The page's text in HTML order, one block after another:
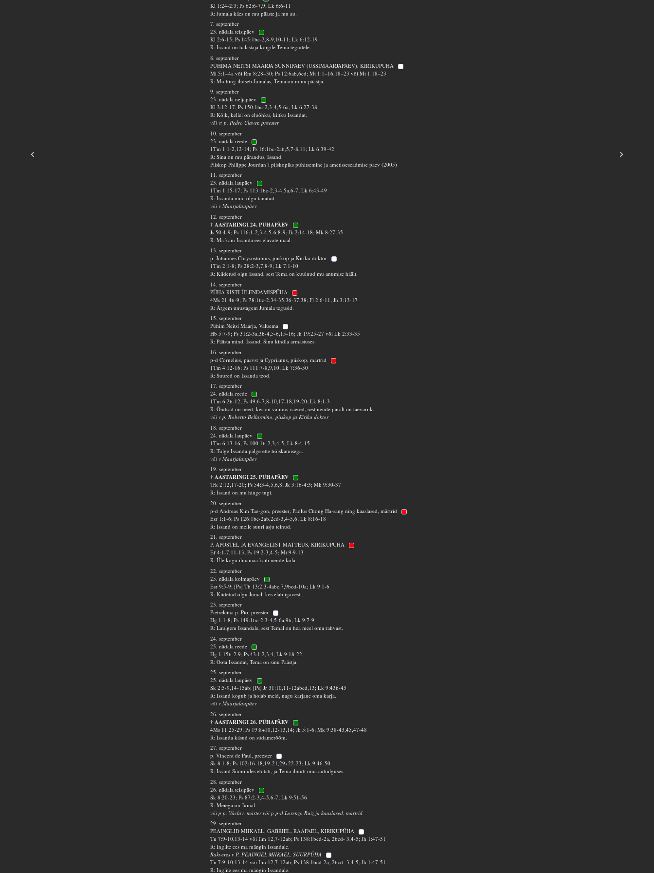
Kl 1:24-2:3; Ps 62:6-7,9; Lk 6:6-11
R: Jumala käes on mu pääste ja mu au.
7. september
23. nädala teisipäev
Kl 2:6-15; Ps 145:1bc-2,8-9,10-11; Lk 6:12-19
R: Issand on halastaja kõigile Tema tegudele.
8. september
PÜHIMA NEITSI MAARJA SÜNNIPÄEV (USSIMAARJAPÄEV), KIRIKUPÜHA
Mi 5:1–4a või Rm 8:28–30; Ps 12:6ab,6cd; Mt 1:1–16,18–23 või Mt 1:18–23
R: Mu hing ilutseb Jumalas, Tema on minu päästja.
9. september
23. nädala neljapäev
Kl 3:12-17; Ps 150:1bc-2,3-4,5-6a; Lk 6:27-38
R: Kõik, kellel on eluõhku, kiitku Issandat.
või v: p. Pedro Claver, preester
10. september
23. nädala reede
1Tm 1:1-2,12-14; Ps 16:1bc-2ab,5,7-8,11; Lk 6:39-42
R: Sina on mu pärandus, Issand.
Piiskop Philippe Jourdan’i piiskopiks pühitsemine ja ametisseseadmise päev (2005)
11. september
23. nädala laupäev
1Tm 1:15-17; Ps 113:1bc-2,3-4,5a,6-7; Lk 6:43-49
R: Issanda nimi olgu tänatud.
või v Maarjalaupäev
12. september
† AASTARINGI 24. PÜHAPÄEV
Js 50:4-9; Ps 116:1-2,3-4,5-6,8-9; Jk 2:14-18; Mk 8:27-35
R: Ma käin Issanda ees elavate maal.
13. september
p. Johannes Chrysostomus, piiskop ja Kiriku doktor
1Tm 2:1-8; Ps 28:2-3,7,8-9; Lk 7:1-10
R: Kiidetud olgu Issand, sest Tema on kuulnud mu anumise häält.
14. september
PÜHA RISTI ÜLENDAMISPÜHA
4Ms 21:4b-9; Ps 78:1bc-2,34-35,36-37,38; Fl 2:6-11; Jh 3:13-17
R: Ärgem unustagem Jumala tegusid.
15. september
Pühim Neitsi Maarja, Valuema
Hb 5:7-9; Ps 31:2-3a,3b-4,5-6,15-16; Jh 19:25-27 või Lk 2:33-35
R: Päästa mind, Issand, Sinu kindla armastuses.
16. september
p-d Cornelius, paavst ja Cyprianus, piiskop, märtrid
1Tm 4:12-16; Ps 111:7-8,9,10; Lk 7:36-50
R: Suured on Issanda teod.
17. september
24. nädala reede
1Tm 6:2b-12; Ps 49:6-7,8-10,17-18,19-20; Lk 8:1-3
R: Õndsad on need, kes on vaimus vaesed, sest nende päralt on taevariik.
või v p. Roberto Bellarmino, piiskop ja Kiriku doktor
18. september
24. nädala laupäev
1Tm 6:13-16; Ps 100:1b-2,3,4-5; Lk 8:4-15
R: Tulge Issanda palge ette hõiskamisega.
või v Maarjalaupäev
19. september
† AASTARINGI 25. PÜHAPÄEV
Trk 2:12,17-20; Ps 54:3-4,5,6,8; Jk 3:16-4:3; Mk 9:30-37
R: Issand on mu hinge tugi.
20. september
p-d Andreas Kim Tae-gon, preester, Paolus Chong Ha-sang ning kaaslased, märtrid
Esr 1:1-6; Ps 126:1bc-2ab,2cd-3,4-5,6; Lk 8:16-18
R: Issand on meile suuri asju teinud.
21. september
P. APOSTEL JA EVANGELIST MATTEUS, KIRIKUPÜHA
Ef 4:1-7,11-13; Ps 19:2-3,4-5; Mt 9:9-13
R: Üle kogu ilmamaa käib nende kõla.
22. september
25. nädala kolmapäev
Esr 9:5-9; [Ps] Tb 13:2,3-4abc,7,9bcd-10a; Lk 9:1-6
R: Kiidetud olgu Jumal, kes elab igavesti.
23. september
Pietrelcina p. Pio, preester
Hg 1:1-8; Ps 149:1bc-2,3-4,5-6a,9b; Lk 9:7-9
R: Laulgem Issandale, sest Temal on hea meel oma rahvast.
24. september
25. nädala reede
Hg 1:15b-2:9; Ps 43:1,2,3,4; Lk 9:18-22
R: Oota Issandat, Tema on sinu Päästja.
25. september
25. nädala laupäev
Sk 2:5-9,14-15ab; [Ps] Jr 31:10,11-12abcd,13; Lk 9:43b-45
R: Issand kogub ja hoiab meid, nagu karjane oma karja.
või v Maarjalaupäev
26. september
† AASTARINGI 26. PÜHAPÄEV
4Ms 11:25-29; Ps 19:8+10,12-13,14; Jk 5:1-6; Mk 9:38-43,45,47-48
R: Issanda käsud on südamerõõm.
27. september
p. Vincent de Paul, preester
Sk 8:1-8; Ps 102:16-18,19-21,29+22-23; Lk 9:46-50
R: Issand Siioni üles ehitab, ja Tema ilmub oma auhiilguses.
28. september
26. nädala teisipäev
Sk 8:20-23; Ps 87:2-3,4-5,6-7; Lk 9:51-56
R: Meiega on Jumal.
või p p. Václav, märter või p p-d Lorenzo Ruiz ja kaaslased, märtrid
29. september
PEAINGLID MIIKAEL, GABRIEL, RAAFAEL, KIRIKUPÜHA
Tn 7:9-10,13-14 või Ilm 12,7-12ab; Ps 138:1bcd-2a, 2bcd- 3,4-5; Jh 1:47-51
R: Inglite ees ma mängin Issandale.
Rakveres v P. PEAINGEL MIIKAEL, SUURPÜHA
Tn 7:9-10,13-14 või Ilm 12,7-12ab; Ps 138:1bcd-2a, 2bcd- 3,4-5; Jh 1:47-51
R: Inglite ees ma mängin Issandale.